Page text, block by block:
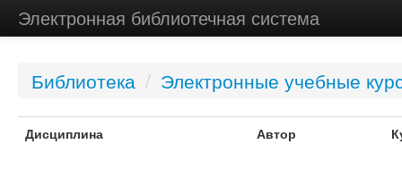
Электронная библиотечная система
Библиотека / Электронные учебные
Дисциплина Автор